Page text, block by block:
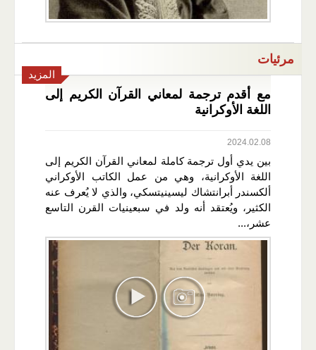
مرئيات
المزيد
مع أقدم ترجمة لمعاني القرآن الكريم إلى
اللغة الأوكرانية
2024.02.08
بين يدي أول ترجمة كاملة لمعاني القرآن الكريم إلى
اللغة الأوكرانية، وهي من عمل الكاتب الأوكراني
ألكسندر أبرانتشاك ليسينيتسكي، والذي لا يُعرف عنه
الكثير، ويُعتقد أنه ولد في سبعينيات القرن التاسع
عشر،...